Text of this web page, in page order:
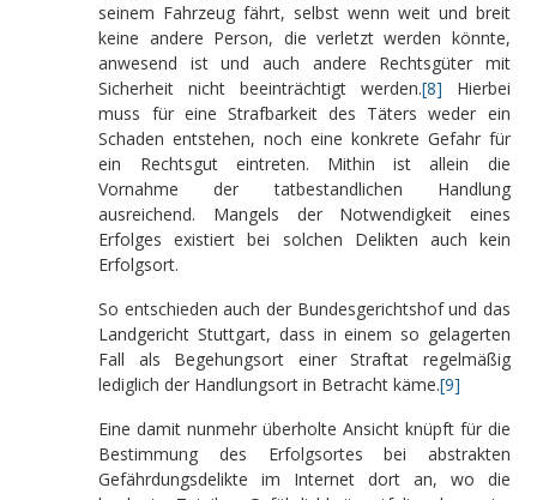
seinem Fahrzeug fährt, selbst wenn weit und breit
keine andere Person, die verletzt werden könnte,
anwesend ist und auch andere Rechtsgüter mit
Sicherheit nicht beeinträchtigt werden.[8] Hierbei
muss für eine Strafbarkeit des Täters weder ein
Schaden entstehen, noch eine konkrete Gefahr für
ein Rechtsgut eintreten. Mithin ist allein die
Vornahme der tatbestandlichen Handlung
ausreichend. Mangels der Notwendigkeit eines
Erfolges existiert bei solchen Delikten auch kein
Erfolgsort.
So entschieden auch der Bundesgerichtshof und das
Landgericht Stuttgart, dass in einem so gelagerten
Fall als Begehungsort einer Straftat regelmäßig
lediglich der Handlungsort in Betracht käme.[9]
Eine damit nunmehr überholte Ansicht knüpft für die
Bestimmung des Erfolgsortes bei abstrakten
Gefährdungsdelikte im Internet dort an, wo die